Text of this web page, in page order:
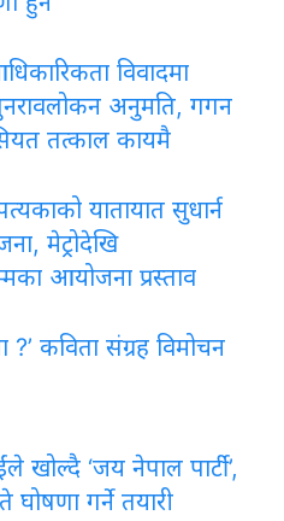
विवादमा
अनुमति, गगन
तत्काल कायमै
यातायात सुधार्न
मेट्रोदेखि
आयोजना प्रस्ताव
?’ कविता संग्रह विमोचन
खोल्दै ‘जय नेपाल पार्टी’,
घोषणा गर्ने तयारी